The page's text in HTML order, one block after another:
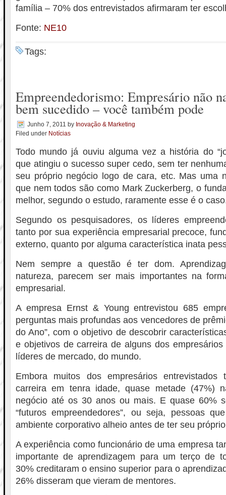
família – 70% dos entrevistados afirmaram ter
Fonte: NE10
Tags:
Empreendedorismo: Empresário não
bem sucedido – você também pode
Junho 7, 2011 by Inovação & Marketing
Filed under Notícias
Todo mundo já ouviu alguma vez a história do
que atingiu o sucesso super cedo, sem ter
seu próprio negócio logo de cara, etc. Mas uma
que nem todos são como Mark Zuckerberg, o
melhor, segundo o estudo, raramente esse é o
Segundo os pesquisadores, os líderes
tanto por sua experiência empresarial precoce,
externo, quanto por alguma característica inata
Nem sempre a questão é ter dom.
natureza, parecem ser mais importantes na
empresarial.
A empresa Ernst & Young entrevistou 685
perguntas mais profundas aos vencedores de
do Ano”, com o objetivo de descobrir
e objetivos de carreira de alguns dos
líderes de mercado, do mundo.
Embora muitos dos empresários entrevistados
carreira em tenra idade, quase metade (47%)
negócio até os 30 anos ou mais. E quase 60%
“futuros empreendedores”, ou seja, pessoas
ambiente corporativo alheio antes de ter seu
A experiência como funcionário de uma empresa
importante de aprendizagem para um terço de
30% creditaram o ensino superior para o
26% disseram que vieram de mentores.